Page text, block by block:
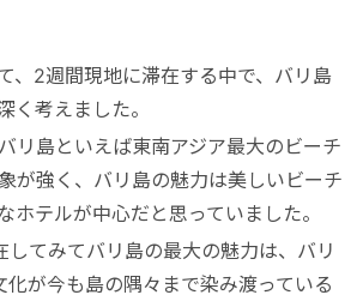
、2週間現地に滞在する中で、バリ島
く考えました。
リ島といえば東南アジア最大のビーチ
が強く、バリ島の魅力は美しいビーチ
ホテルが中心だと思っていました。
してみてバリ島の最大の魅力は、バリ
化が今も島の隅々まで染み渡っている